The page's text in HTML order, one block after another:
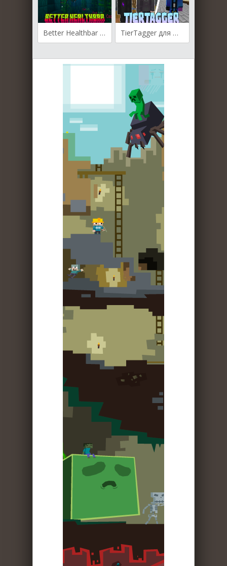
Better Healthbar для Майнкрафт [1.21.3, 1.21.1, 1.21] TierTagger для Майнкрафт [1.21.3, 1.21.1, 1.20.6]